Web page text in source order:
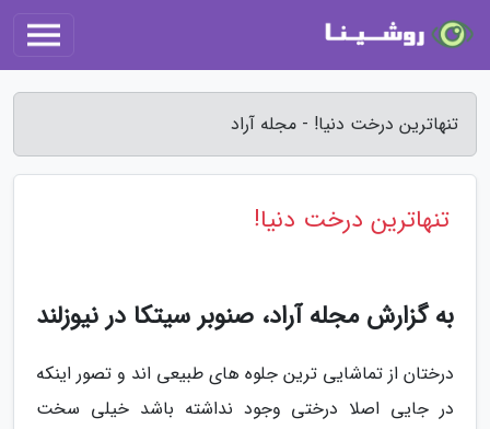
تنهاترین درخت دنیا! - مجله آراد
تنهاترین درخت دنیا!
به گزارش مجله آراد، صنوبر سیتکا در نیوزلند
درختان از تماشایی ترین جلوه های طبیعی اند و تصور اینکه
در جایی اصلا درختی وجود نداشته باشد خیلی سخت